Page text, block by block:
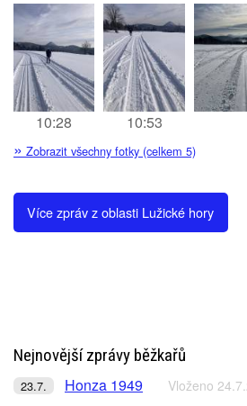
10:28 10:53
» Zobrazit všechny fotky (celkem 5)
Více zpráv z oblasti Lužické hory
Nejnovější zprávy běžkařů
23.7. Honza 1949 Vloženo